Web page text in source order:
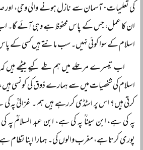
کی تعلیمات۰ آسمان سے نازل ہونے والی
ان کا عمل، جس کے پاس محفوظ ہے وہی آئے گا۔
اسلام کے سوا کوئی نہیں۔ سب مانتے ہیں کسی کے
اب تیسرے مرحلے میں ہم طے کیے بیٹھے
اسلام کی شخصیات میں سے ہمارے ذوق کی کونسی
کرتی ہیں؟ اس پر اسٹڈی کر رہے ہیں ہم۔ غزالیؒ پہ
پہ کی ہے، ابن سیناؒ پہ کی ہے، ابن عبد السلامؒ
پوری کرتا ہے، مغرب والوں کی۔ ہمارا اپنا نظام